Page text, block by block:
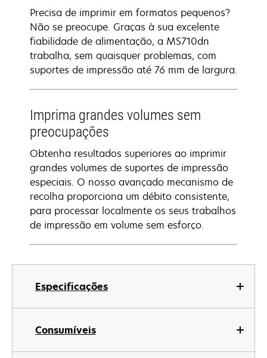
Especificações
Consumíveis
Precisa de imprimir em formatos pequenos?
Não se preocupe. Graças à sua excelente
fiabilidade de alimentação, a MS710dn
trabalha, sem quaisquer problemas, com
suportes de impressão até 76 mm de largura.
Imprima grandes volumes sem
preocupações
Obtenha resultados superiores ao imprimir
grandes volumes de suportes de impressão
especiais. O nosso avançado mecanismo de
recolha proporciona um débito consistente,
para processar localmente os seus trabalhos
de impressão em volume sem esforço.